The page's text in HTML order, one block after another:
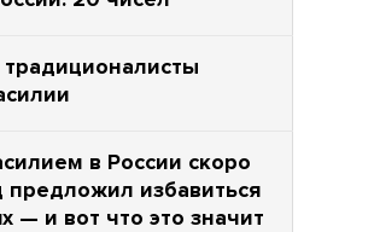
в России скоро
предложил избавиться
— и вот что это значит